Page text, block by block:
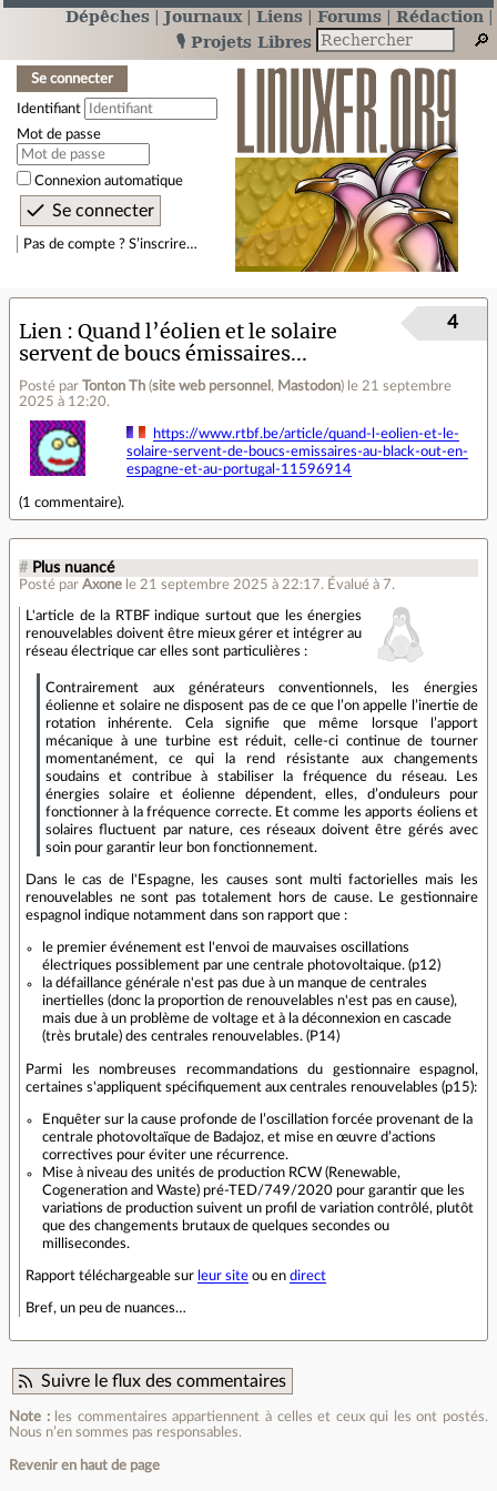
Dépêches Journaux Liens Forums
Rédaction
🎙️ Projets Libres
Se connecter
Identifiant
Mot de passe
Connexion automatique
Pas de compte ? S’inscrire…
Lien
Quand l’éolien et le solaire
servent de boucs émissaires...
Posté par Tonton Th (site web personnel , Mastodon) le 21 septembre
2025 à 12:20.
4
https://www.rtbf.be/article/quand-l-eolien-et-le-
solaire-servent-de-boucs-emissaires-au-black-out-en-
espagne-et-au-portugal-11596914
(1 commentaire).
# Plus nuancé
Posté par Axone le 21 septembre 2025 à 22:17. Évalué à 7.
L'article de la RTBF indique surtout que les énergies
renouvelables doivent être mieux gérer et intégrer au
réseau électrique car elles sont particulières :
Contrairement aux générateurs conventionnels, les énergies
éolienne et solaire ne disposent pas de ce que l’on appelle l’inertie de
rotation inhérente. Cela signifie que même lorsque l’apport
mécanique à une turbine est réduit, celle-ci continue de tourner
momentanément, ce qui la rend résistante aux changements
soudains et contribue à stabiliser la fréquence du réseau. Les
énergies solaire et éolienne dépendent, elles, d’onduleurs pour
fonctionner à la fréquence correcte. Et comme les apports éoliens et
solaires fluctuent par nature, ces réseaux doivent être gérés avec
soin pour garantir leur bon fonctionnement.
Dans le cas de l'Espagne, les causes sont multi factorielles mais les
renouvelables ne sont pas totalement hors de cause. Le gestionnaire
espagnol indique notamment dans son rapport que :
le premier événement est l'envoi de mauvaises oscillations
électriques possiblement par une centrale photovoltaique. (p12)
la défaillance générale n'est pas due à un manque de centrales
inertielles (donc la proportion de renouvelables n'est pas en cause),
mais due à un problème de voltage et à la déconnexion en cascade
(très brutale) des centrales renouvelables. (P14)
Parmi les nombreuses recommandations du gestionnaire espagnol,
certaines s'appliquent spécifiquement aux centrales renouvelables (p15):
Enquêter sur la cause profonde de l’oscillation forcée provenant de la
centrale photovoltaïque de Badajoz, et mise en œuvre d’actions
correctives pour éviter une récurrence.
Mise à niveau des unités de production RCW (Renewable,
Cogeneration and Waste) pré-TED/749/2020 pour garantir que les
variations de production suivent un profil de variation contrôlé, plutôt
que des changements brutaux de quelques secondes ou
millisecondes.
Rapport téléchargeable sur leur site ou en direct
Bref, un peu de nuances…
Suivre le flux des commentaires
Note :les commentaires appartiennent à celles et ceux qui les ont postés.
Nous n’en sommes pas responsables.
Revenir en haut de page